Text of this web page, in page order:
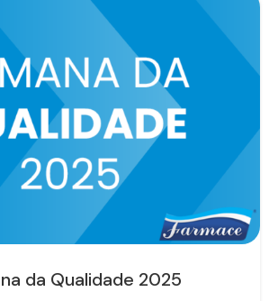
da Qualidade 2025